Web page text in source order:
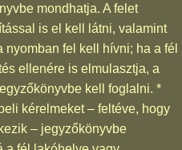
mondhatja. A felet
is el kell látni, valamint
fel kell hívni; ha a fél
ellenére is elmulasztja, a
kell foglalni. *
kérelmeket – feltéve, hogy
– jegyzőkönyvbe